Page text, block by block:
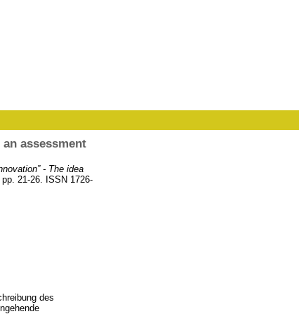
assessment
- The idea
21-26. ISSN 1726-
des